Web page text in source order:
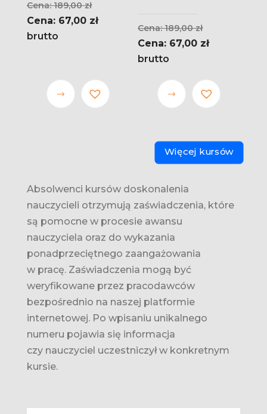
189,00złPierwotna
cena
67,00 złAktualna
brutto
Ten
produkt
wybrać
na stronie
produktu
189,00złPierwotna
cena
67,00 złAktualna
67,00 zł.
brutto
Ten
produkt
wariantów.
Opcje
wybrać
na stronie
Więcej kursów
Absolwenci kursów doskonalenia
nauczycieli otrzymują zaświadczenia, które
są pomocne w procesie awansu
nauczyciela oraz do wykazania
ponadprzeciętnego zaangażowania
w pracę. Zaświadczenia mogą być
weryfikowane przez pracodawców
bezpośrednio na naszej platformie
internetowej. Po wpisaniu unikalnego
numeru pojawia się informacja
czy nauczyciel uczestniczył w konkretnym
kursie.